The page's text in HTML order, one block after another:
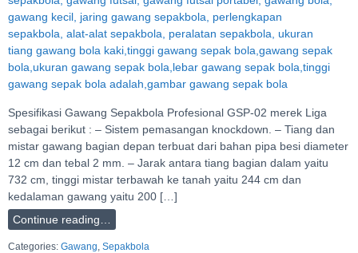
Spesifikasi Gawang Sepakbola Profesional GSP-02 merek Liga
sebagai berikut : – Sistem pemasangan knockdown. – Tiang dan
mistar gawang bagian depan terbuat dari bahan pipa besi diameter
12 cm dan tebal 2 mm. – Jarak antara tiang bagian dalam yaitu
732 cm, tinggi mistar terbawah ke tanah yaitu 244 cm dan
kedalaman gawang yaitu 200 […]
Continue reading…
Categories: Gawang Sepakbola